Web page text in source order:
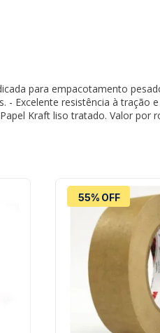
para empacotamento
Excelente resistência à tração
Kraft liso tratado. Valor por
55% OFF